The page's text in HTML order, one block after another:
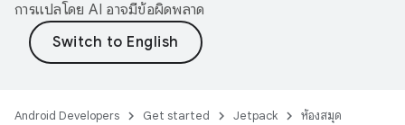
การแปลโดย AI อาจมีข้อผิดพลาด
Android Developers Get started Jetpack ห้องสมุด